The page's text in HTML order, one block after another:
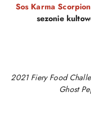
Sos Karma
sezonie
2021 Fiery Food
Ghost